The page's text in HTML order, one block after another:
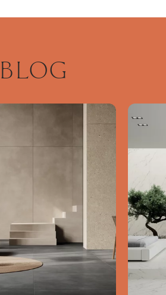
BLOG